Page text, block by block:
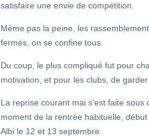
satisfaire une envie de compétition.
Même pas la peine, les
fermés, on se confine tous.
Du coup, le plus compliqué fut pour
motivation, et pour les clubs, de
La reprise courant mai s’est faite
moment de la rentrée habituelle,
Albi le 12 et 13 septembre.